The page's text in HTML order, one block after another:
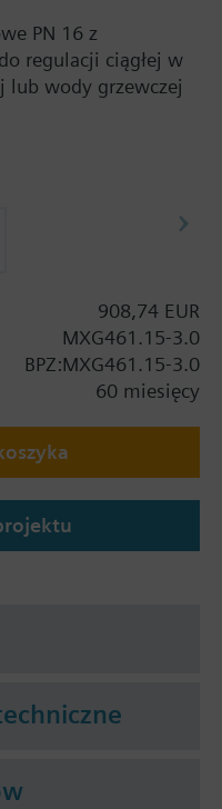
PN 16 z
regulacji ciągłej w
lub wody grzewczej
położenia,
dostarczonych wraz
zawierających
N4456)
UL
jako
jako
908,74 EUR
MXG461.15-3.0
BPZ:MXG461.15-3.0
60 miesięcy